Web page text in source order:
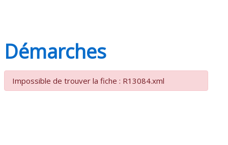
Démarches
Impossible de trouver la fiche : R13084.xml